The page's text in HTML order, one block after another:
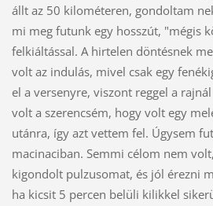
állt az 50 kilométeren, gondoltam
mi meg futunk egy hosszút, "mégis
felkiáltással. A hirtelen döntésnek
volt az indulás, mivel csak egy
el a versenyre, viszont reggel a
volt a szerencsém, hogy volt egy
utánra, így azt vettem fel. Úgysem
macinaciban. Semmi célom nem
kigondolt pulzusomat, és jól érezni
ha kicsit 5 percen belüli kilikkel